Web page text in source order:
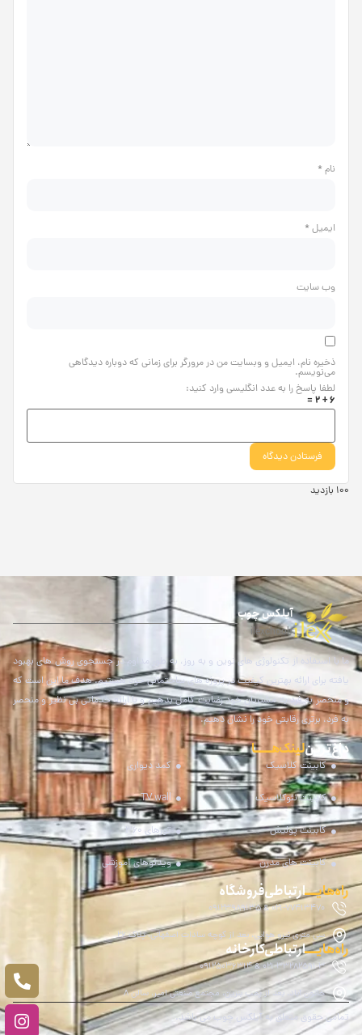
نام*
ایمیل*
وب‌ سایت
ذخیره نام، ایمیل و وبسایت من در مرورگر برای زمانی که دوباره دیدگاهی
می‌نویسم.
لطفا پاسخ را به عدد انگلیسی وارد کنید:
100 بازدید
آیلکس چوب
ilexchoob
ما با استفاده از تکنولوژی های نوین و به روز، به طور مداوم در جستجوی روش های بهبود
یافته برای ارائه بهترین کیفیت در پروژه های ساختمانی خود هستیم. هدف ما این است که
و منحصر به فرد به مشتریان خود رضایت کامل بدهیم و با ارائه خدماتی بی نظیر و منحصر
به فرد، برتری رقابتی خود را نشان دهیم.
داغ‌ترینلینک هـــــا
کابینت کلاسیک
کابینت نئوکلاسیک
کابینت پولیش
کابینت های مدرن
کمد دیواری
TV wall
تورهای 360
ویدئوهای آموزشی
راه‌هایــــارتباطی فروشگاه
021-77413470 & 09123989135
سی متری نیرو هوایی، بعد از کوچه سادات اصفهانی، پلاک 26
راه‌هایــــارتباطی کارخانه
021-33282591-3 & 09125036314
خاتون آباد، بعد از پمپ بنزین، مجتمع صنعتی امیر، سالن 8
تمامی حقوق متعلق به آیلکس چوب می باشد.